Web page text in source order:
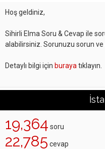
Hoş geldiniz,
Sihirli Elma Soru & Cevap ile
alabilirsiniz. Sorunuzu sorun ve
Detaylı bilgi için buraya tıklayın.
19,364 soru
22,785 cevap